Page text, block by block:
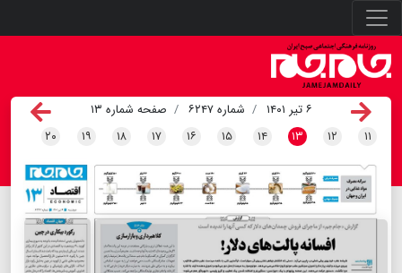
۶ تیر ۱۴۰۱ شماره ۶۲۴۷
صفحه شماره ۱۳
۱۱ ۱۲ ۱۳ ۱۴ ۱۵ ۱۶ ۱۷ ۱۸ ۱۹ ۲۰